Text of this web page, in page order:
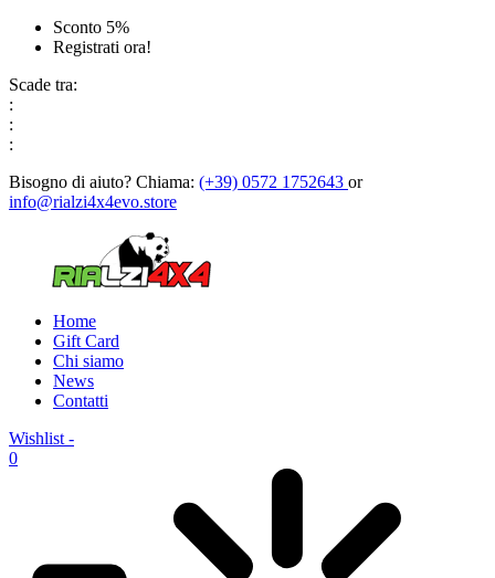
Sconto 5%
Registrati ora!
Scade tra:
:
:
:
Bisogno di aiuto? Chiama: (+39) 0572 1752643 or
info@rialzi4x4evo.store
Home
Gift Card
Chi siamo
News
Contatti
Wishlist -
0